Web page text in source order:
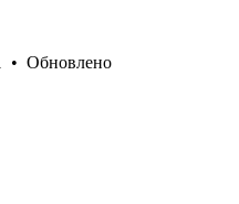
• Обновлено